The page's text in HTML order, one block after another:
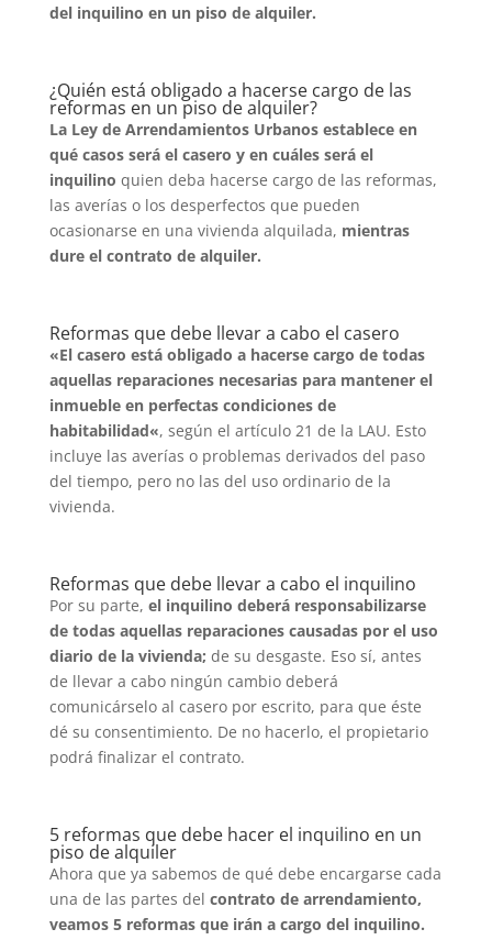
del inquilino en un piso de alquiler.
¿Quién está obligado a hacerse cargo de las
reformas en un piso de alquiler?
La Ley de Arrendamientos Urbanos establece en
qué casos será el casero y en cuáles será el
inquilino quien deba hacerse cargo de las reformas,
las averías o los desperfectos que pueden
ocasionarse en una vivienda alquilada, mientras
dure el contrato de alquiler.
Reformas que debe llevar a cabo el casero
«El casero está obligado a hacerse cargo de todas
aquellas reparaciones necesarias para mantener el
inmueble en perfectas condiciones de
habitabilidad«, según el artículo 21 de la LAU. Esto
incluye las averías o problemas derivados del paso
del tiempo, pero no las del uso ordinario de la
vivienda.
Reformas que debe llevar a cabo el inquilino
Por su parte, el inquilino deberá responsabilizarse
de todas aquellas reparaciones causadas por el uso
diario de la vivienda; de su desgaste. Eso sí, antes
de llevar a cabo ningún cambio deberá
comunicárselo al casero por escrito, para que éste
dé su consentimiento. De no hacerlo, el propietario
podrá finalizar el contrato.
5 reformas que debe hacer el inquilino en un
piso de alquiler
Ahora que ya sabemos de qué debe encargarse cada
una de las partes del contrato de arrendamiento,
veamos 5 reformas que irán a cargo del inquilino.